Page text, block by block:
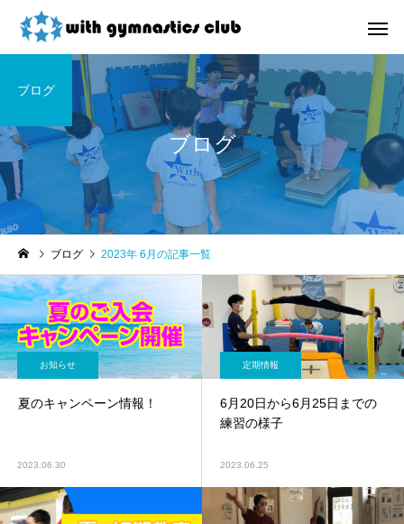
お知らせ
令和8年度未就園児クラス
新規会員様募集中！
未分類
ウィズ体操クラブ技紹
４段、６段閉脚跳び～
ブログ
ブログ
ブログ 2023年 6月の記事一覧
お知らせ
夏のキャンペーン情報！
2023.06.30
定期情報
6月20日から6月25日までの
練習の様子
2023.06.25